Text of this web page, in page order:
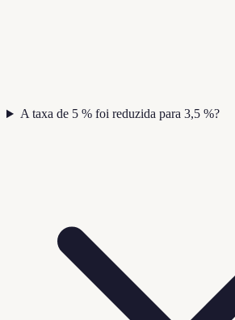
A taxa de 5 % foi reduzida para 3,5 %?